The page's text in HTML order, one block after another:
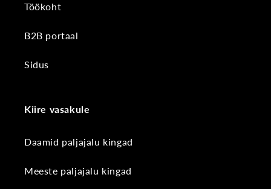
Töökoht
B2B portaal
Sidus
Kiire vasakule
Daamid paljajalu kingad
Meeste paljajalu kingad